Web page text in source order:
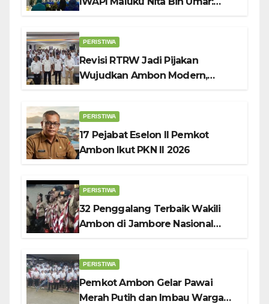
PERISTIWA
Revisi RTRW Jadi Pijakan
Wujudkan Ambon Modern,
PERISTIWA
17 Pejabat Eselon II Pemkot
Ambon Ikut PKN II 2026
PERISTIWA
32 Penggalang Terbaik Wakili
Ambon di Jambore Nasional
PERISTIWA
Pemkot Ambon Gelar Pawai
Merah Putih dan Imbau Warga